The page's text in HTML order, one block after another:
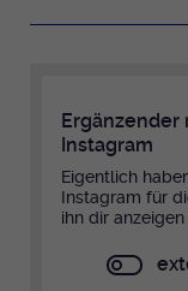
Instagram
Eigentlich
Instagram für
ihn dir